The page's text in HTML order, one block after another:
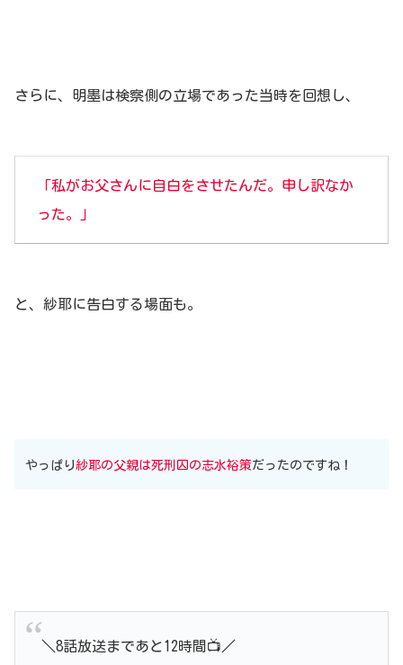
さらに、明墨は検察側の立場であった当時を回想し、
「私がお父さんに自白をさせたんだ。申し訳なか
った。」
と、紗耶に告白する場面も。
やっぱり紗耶の父親は死刑囚の志水裕策だったのですね！
＼8話放送まであと12時間📺／